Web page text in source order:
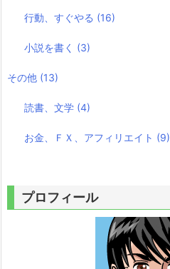
行動、すぐやる (16)
小説を書く (3)
その他 (13)
読書、文学 (4)
お金、ＦＸ、アフィリエイト (9)
プロフィール